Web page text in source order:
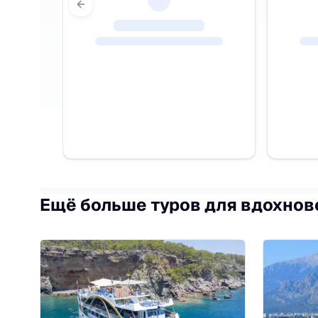
Previous slide
Ещё больше туров для